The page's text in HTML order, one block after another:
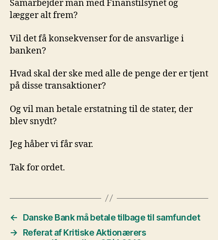
Samarbejder man med Finanstilsynet og
lægger alt frem?
Vil det få konsekvenser for de ansvarlige i
banken?
Hvad skal der ske med alle de penge der er tjent
på disse transaktioner?
Og vil man betale erstatning til de stater, der
blev snydt?
Jeg håber vi får svar.
Tak for ordet.
←
Danske Bank må betale tilbage til samfundet
→
Referat af Kritiske Aktionærers